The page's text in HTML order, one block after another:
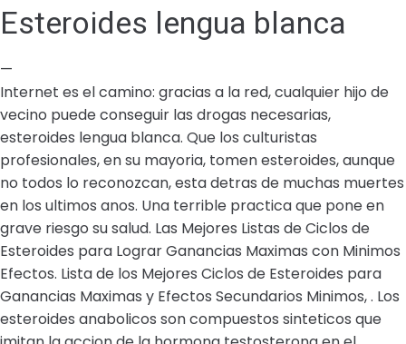
Esteroides lengua blanca
—
Internet es el camino: gracias a la red, cualquier hijo de
vecino puede conseguir las drogas necesarias,
esteroides lengua blanca. Que los culturistas
profesionales, en su mayoria, tomen esteroides, aunque
no todos lo reconozcan, esta detras de muchas muertes
en los ultimos anos. Una terrible practica que pone en
grave riesgo su salud. Las Mejores Listas de Ciclos de
Esteroides para Lograr Ganancias Maximas con Minimos
Efectos. Lista de los Mejores Ciclos de Esteroides para
Ganancias Maximas y Efectos Secundarios Minimos, . Los
esteroides anabolicos son compuestos sinteticos que